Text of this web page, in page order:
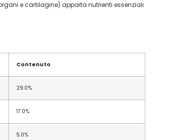
e cartilagine) apporta nutrienti essenziali
Contenuto
29.0%
17.0%
5.0%